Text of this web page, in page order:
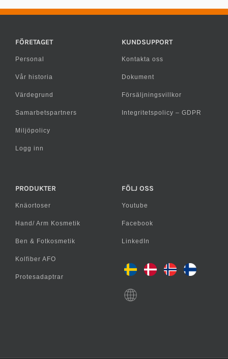
FÖRETAGET
Personal
Vår historia
Värdegrund
Samarbetspartners
Miljöpolicy
Logg inn
KUNDSUPPORT
Kontakta oss
Dokument
Försäljningsvillkor
Integritetspolicy – GDPR
PRODUKTER
Knäortoser
Hand/ Arm Kosmetik
Ben & Fotkosmetik
Kolfiber AFO
Protesadaptrar
FÖLJ OSS
Youtube
Facebook
LinkedIn